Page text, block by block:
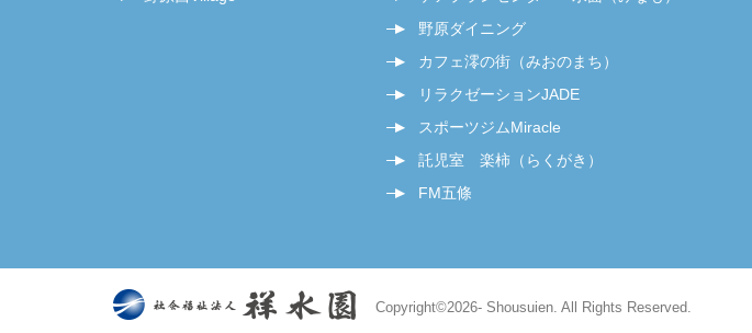
野原ダイニング
カフェ澪の街（みおのまち）
リラクゼーションJADE
スポーツジムMiracle
託児室 楽柿（らくがき）
FM五條
Copyright©2026- Shousuien. All Rights Reserved.